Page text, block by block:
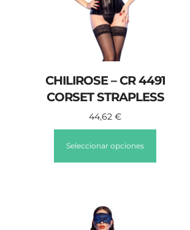
CHILIROSE – CR 4491
CORSET STRAPLESS
44,62€
Seleccionar opciones